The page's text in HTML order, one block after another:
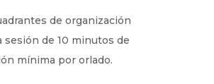
de organización
sesión de 10 minutos de
mínima por orlado.